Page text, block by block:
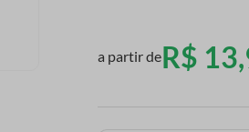
a partir deR$ 13,